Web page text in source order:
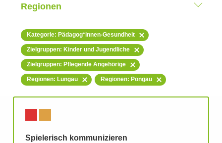
Regionen
Kategorie: Pädagog*innen-Gesundheit
Zielgruppen: Kinder und Jugendliche
Zielgruppen: Pflegende Angehörige
Regionen: Lungau Regionen: Pongau
Spielerisch kommunizieren